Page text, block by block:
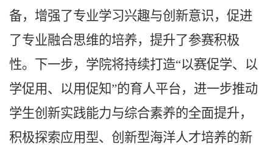
备，增强了专业学习兴趣与创新意识，促进
了专业融合思维的培养，提升了参赛积极
性。下一步，学院将持续打造“以赛促学、以
学促用、以用促知”的育人平台，进一步推动
学生创新实践能力与综合素养的全面提升，
积极探索应用型、创新型海洋人才培养的新